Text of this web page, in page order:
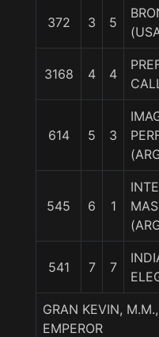
372 3 5
3168 4 4
614 5 3
545 6 1
541 7 7
GRAN KEVIN,
EMPEROR